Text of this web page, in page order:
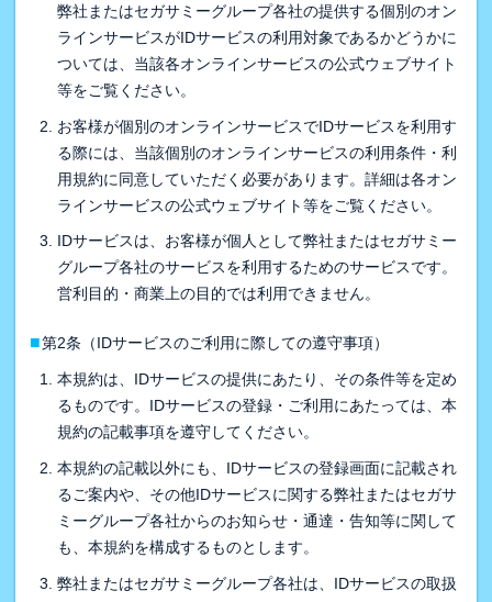
弊社またはセガサミーグループ各社の提供する個別のオン
ラインサービスがIDサービスの利用対象であるかどうかに
ついては、当該各オンラインサービスの公式ウェブサイト
等をご覧ください。
お客様が個別のオンラインサービスでIDサービスを利用す
る際には、当該個別のオンラインサービスの利用条件・利
用規約に同意していただく必要があります。詳細は各オン
ラインサービスの公式ウェブサイト等をご覧ください。
IDサービスは、お客様が個人として弊社またはセガサミー
グループ各社のサービスを利用するためのサービスです。
営利目的・商業上の目的では利用できません。
■第2条（IDサービスのご利用に際しての遵守事項）
本規約は、IDサービスの提供にあたり、その条件等を定め
るものです。IDサービスの登録・ご利用にあたっては、本
規約の記載事項を遵守してください。
本規約の記載以外にも、IDサービスの登録画面に記載され
るご案内や、その他IDサービスに関する弊社またはセガサ
ミーグループ各社からのお知らせ・通達・告知等に関して
も、本規約を構成するものとします。
弊社またはセガサミーグループ各社は、IDサービスの取扱